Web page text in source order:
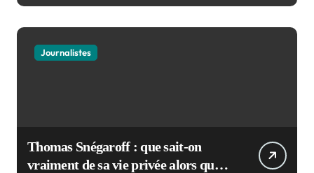
Journalistes
Thomas Snégaroff : que sait-on
vraiment de sa vie privée alors qu’il